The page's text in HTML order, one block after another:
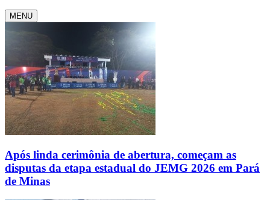
MENU
Após linda cerimônia de abertura, começam as
disputas da etapa estadual do JEMG 2026 em Pará
de Minas